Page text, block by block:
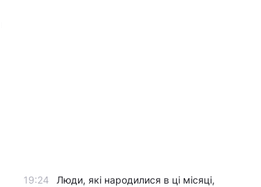
19:24
Люди, які народилися в ці місяці,